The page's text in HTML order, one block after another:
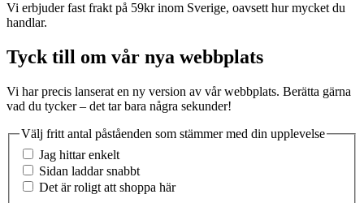
Vi erbjuder fast frakt på 59kr inom Sverige, oavsett hur mycket du
handlar.
Tyck till om vår nya webbplats
Vi har precis lanserat en ny version av vår webbplats. Berätta gärna
vad du tycker – det tar bara några sekunder!
Välj fritt antal påståenden som stämmer med din upplevelse
Jag hittar enkelt
Sidan laddar snabbt
Det är roligt att shoppa här